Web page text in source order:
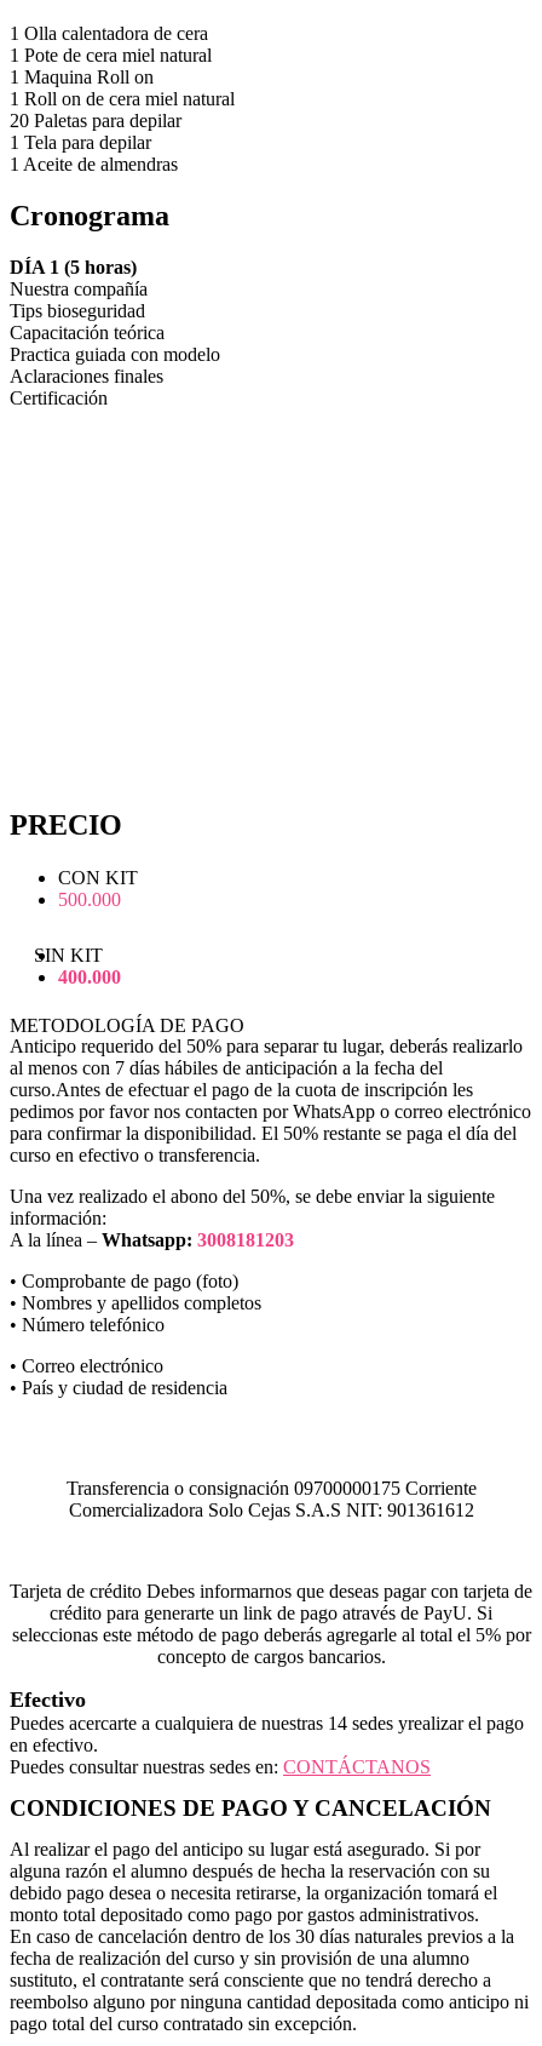
1 Olla calentadora de cera
1 Pote de cera miel natural
1 Maquina Roll on
1 Roll on de cera miel natural
20 Paletas para depilar
1 Tela para depilar
1 Aceite de almendras
Cronograma
DÍA 1 (5 horas)
Nuestra compañía
Tips bioseguridad
Capacitación teórica
Practica guiada con modelo
Aclaraciones finales
Certificación
PRECIO
CON KIT
500.000
SIN KIT
400.000
METODOLOGÍA DE PAGO
Anticipo requerido del 50% para separar tu lugar, deberás realizarlo
al menos con 7 días hábiles de anticipación a la fecha del
curso.Antes de efectuar el pago de la cuota de inscripción les
pedimos por favor nos contacten por WhatsApp o correo electrónico
para confirmar la disponibilidad. El 50% restante se paga el día del
curso en efectivo o transferencia.
Una vez realizado el abono del 50%, se debe enviar la siguiente
información:
A la línea – Whatsapp: 3008181203
• Comprobante de pago (foto)
• Nombres y apellidos completos
• Número telefónico
• Correo electrónico
• País y ciudad de residencia
Transferencia o consignación 09700000175 Corriente
Comercializadora Solo Cejas S.A.S NIT: 901361612
Tarjeta de crédito Debes informarnos que deseas pagar con tarjeta de
crédito para generarte un link de pago através de PayU. Si
seleccionas este método de pago deberás agregarle al total el 5% por
concepto de cargos bancarios.
Efectivo
Puedes acercarte a cualquiera de nuestras 14 sedes yrealizar el pago
en efectivo.
Puedes consultar nuestras sedes en: CONTÁCTANOS
CONDICIONES DE PAGO Y CANCELACIÓN
Al realizar el pago del anticipo su lugar está asegurado. Si por
alguna razón el alumno después de hecha la reservación con su
debido pago desea o necesita retirarse, la organización tomará el
monto total depositado como pago por gastos administrativos.
En caso de cancelación dentro de los 30 días naturales previos a la
fecha de realización del curso y sin provisión de una alumno
sustituto, el contratante será consciente que no tendrá derecho a
reembolso alguno por ninguna cantidad depositada como anticipo ni
pago total del curso contratado sin excepción.